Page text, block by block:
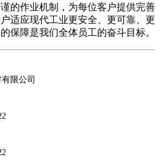
的作业机制，为每位客户提供完善
适应现代工业更安全、更可靠、更
保障是我们全体员工的奋斗目标。
限公司